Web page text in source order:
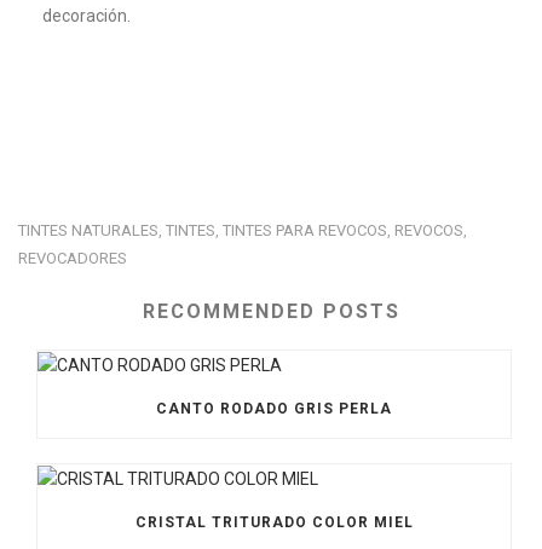
decoración.
TINTES NATURALES, TINTES, TINTES PARA REVOCOS, REVOCOS,
REVOCADORES
RECOMMENDED POSTS
CANTO RODADO GRIS PERLA
CRISTAL TRITURADO COLOR MIEL